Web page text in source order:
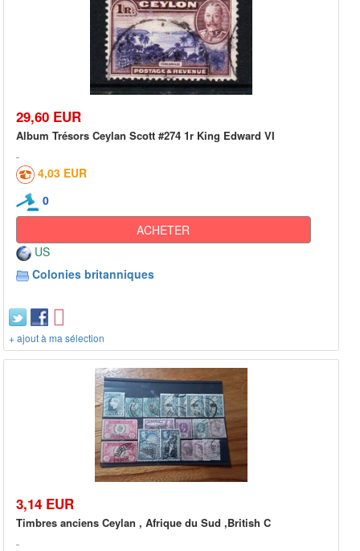
29,60 EUR
Album Trésors Ceylan Scott #274 1r King Edward VI
4,03 EUR
0
ACHETER
US
Colonies britanniques
+ ajout à ma sélection
3,14 EUR
Timbres anciens Ceylan , Afrique du Sud ,British C